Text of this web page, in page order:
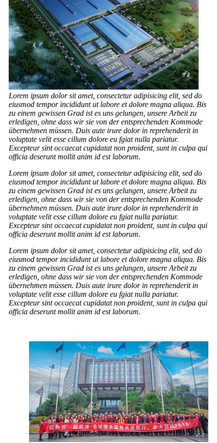
Lorem ipsum dolor sit amet, consectetur adipisicing elit, sed do
eiusmod tempor incididunt ut labore et dolore magna aliqua. Bis
zu einem gewissen Grad ist es uns gelungen, unsere Arbeit zu
erledigen, ohne dass wir sie von der entsprechenden Kommode
übernehmen müssen. Duis aute irure dolor in reprehenderit in
voluptate velit esse cillum dolore eu fgiat nulla pariatur.
Excepteur sint occaecat cupidatat non proident, sunt in culpa qui
officia deserunt mollit anim id est laborum.
Lorem ipsum dolor sit amet, consectetur adipisicing elit, sed do
eiusmod tempor incididunt ut labore et dolore magna aliqua. Bis
zu einem gewissen Grad ist es uns gelungen, unsere Arbeit zu
erledigen, ohne dass wir sie von der entsprechenden Kommode
übernehmen müssen. Duis aute irure dolor in reprehenderit in
voluptate velit esse cillum dolore eu fgiat nulla pariatur.
Excepteur sint occaecat cupidatat non proident, sunt in culpa qui
officia deserunt mollit anim id est laborum.
Lorem ipsum dolor sit amet, consectetur adipisicing elit, sed do
eiusmod tempor incididunt ut labore et dolore magna aliqua. Bis
zu einem gewissen Grad ist es uns gelungen, unsere Arbeit zu
erledigen, ohne dass wir sie von der entsprechenden Kommode
übernehmen müssen. Duis aute irure dolor in reprehenderit in
voluptate velit esse cillum dolore eu fgiat nulla pariatur.
Excepteur sint occaecat cupidatat non proident, sunt in culpa qui
officia deserunt mollit anim id est laborum.